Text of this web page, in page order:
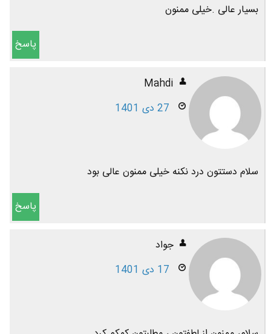
بسیار عالی .خیلی‌ ممنون
پاسخ
Mahdi
27 دی 1401
سلام دستتون درد نکنه خیلی ممنون عالی بود
پاسخ
جواد
17 دی 1401